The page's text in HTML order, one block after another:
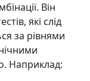
Він
які слід
за рівнями
Наприклад: